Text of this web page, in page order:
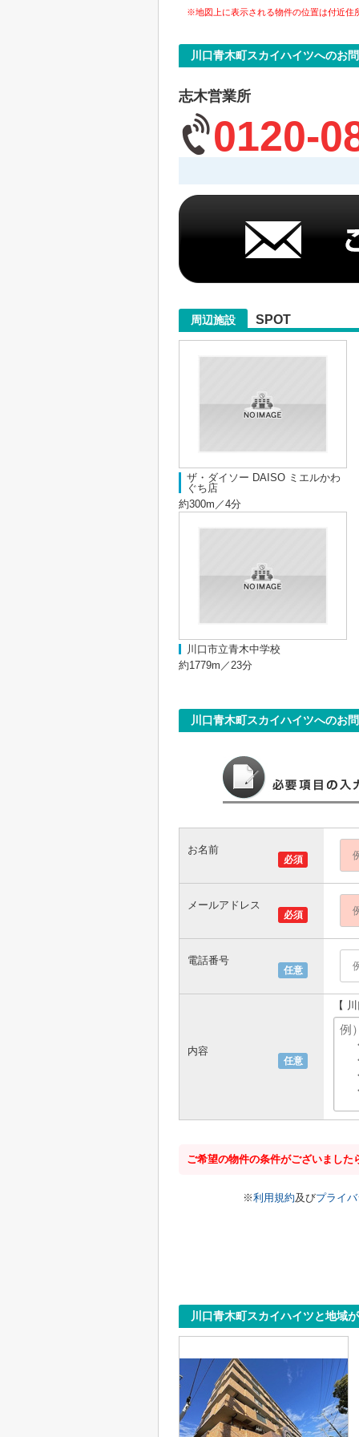
※地図上に表示される物件の位置は付近住
川口青木町スカイハイツへのお
志木営業所
0120-
周辺施設 SPOT
ザ・ダイソー DAISO ミエルかわ
ぐち店
約300m／4分
川口市立青木中学校
約1779m／23分
川口青木町スカイハイツへのお
必須
お名前
必須
メールアドレス
任意
電話番号
任意
内容
【
ご希望の物件の条件がございました
※利用規約及びプライ
川口青木町スカイハイツと地域